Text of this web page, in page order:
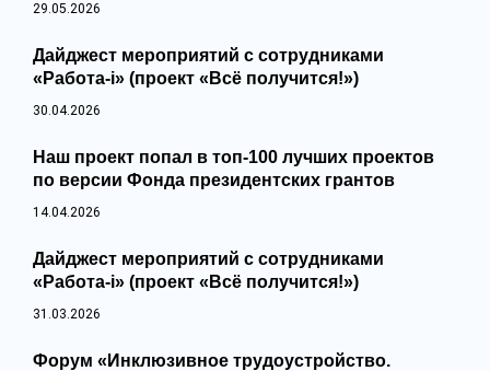
29.05.2026
Дайджест мероприятий с сотрудниками
«Работа-i» (проект «Всё получится!»)
30.04.2026
Наш проект попал в топ‑100 лучших проектов
по версии Фонда президентских грантов
14.04.2026
Дайджест мероприятий с сотрудниками
«Работа-i» (проект «Всё получится!»)
31.03.2026
Форум «Инклюзивное трудоустройство.